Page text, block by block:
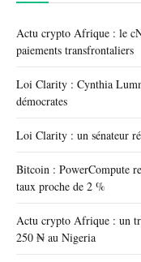
Actu crypto Afrique : le
paiements transfrontaliers
Loi Clarity : Cynthia
démocrates
Loi Clarity : un sénateur
Bitcoin : PowerCompute
taux proche de 2 %
Actu crypto Afrique : un
250 ₦ au Nigeria